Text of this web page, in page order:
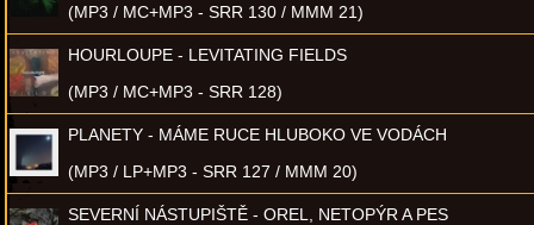
(MP3 / MC+MP3 - SRR 130 / MMM 21)
HOURLOUPE - LEVITATING FIELDS
(MP3 / MC+MP3 - SRR 128)
PLANETY - MÁME RUCE HLUBOKO VE VODÁCH
(MP3 / LP+MP3 - SRR 127 / MMM 20)
SEVERNÍ NÁSTUPIŠTĚ - OREL, NETOPÝR A PES